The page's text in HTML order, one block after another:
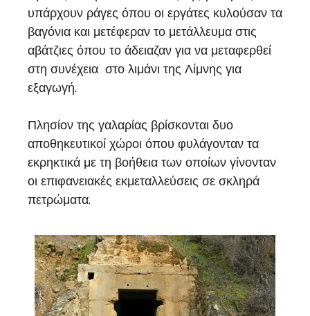
υπάρχουν ράγες όπου οι εργάτες κυλούσαν τα
βαγόνια και μετέφεραν το μετάλλευμα στις
αβάτζιες όπου το άδειαζαν για να μεταφερθεί
στη συνέχεια στο λιμάνι της Λίμνης για
εξαγωγή.
Πλησίον της γαλαρίας βρίσκονται δυο
αποθηκευτικοί χώροι όπου φυλάγονταν τα
εκρηκτικά με τη βοήθεια των οποίων γίνονταν
οι επιφανειακές εκμεταλλεύσεις σε σκληρά
πετρώματα.